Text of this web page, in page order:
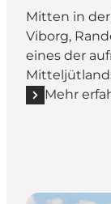
Mitten in
Viborg,
eines der
Mehr
Mehr